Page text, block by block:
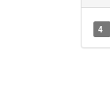
4